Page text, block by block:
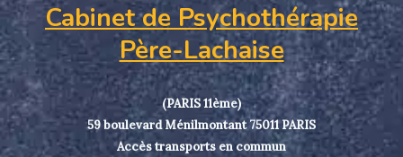
Cabinet de Psychothérapie
Père-Lachaise
(PARIS 11ème)
59 boulevard Ménilmontant 75011 PARIS
Accès transports en commun